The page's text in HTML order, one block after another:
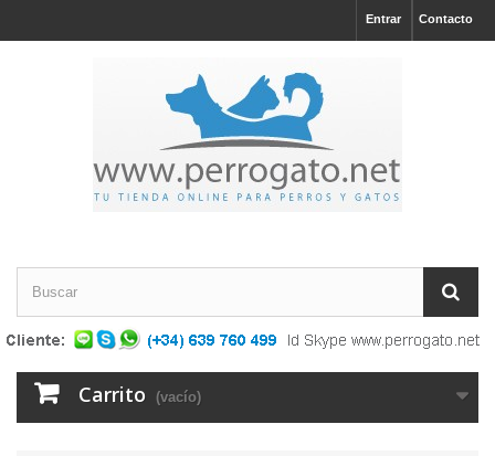
Contacto
Entrar
Carrito (vacío)